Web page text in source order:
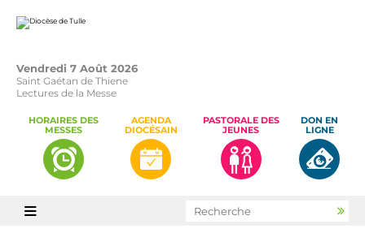
contenu.
navigation
Vendredi 7 Août 2026
Saint Gaétan de Thiene
Lectures de la Messe
HORAIRES DES
MESSES
AGENDA
DIOCÉSAIN
PASTORALE DES
JEUNES
DON EN
LIGNE
